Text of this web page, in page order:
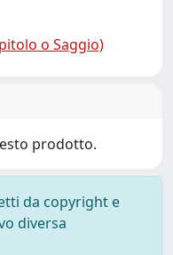
o Saggio)
prodotto.
da copyright e
diversa